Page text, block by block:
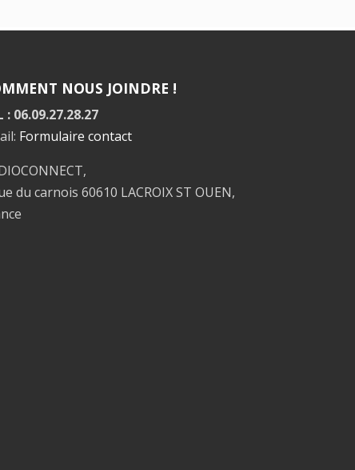
NOUS JOINDRE !
: 06.09.27.28.27
Formulaire contact
du carnois 60610 LACROIX ST OUEN,